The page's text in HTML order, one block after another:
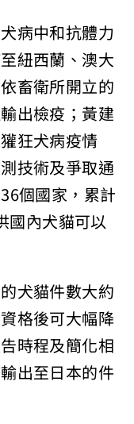
病中和抗體力
紐西蘭、澳大
畜衛所開立的
出檢疫；黃建
狂犬病疫情
技術及爭取通
個國家，累計
內犬貓可以
犬貓件數大約
格後可大幅降
時程及簡化相
出至日本的件